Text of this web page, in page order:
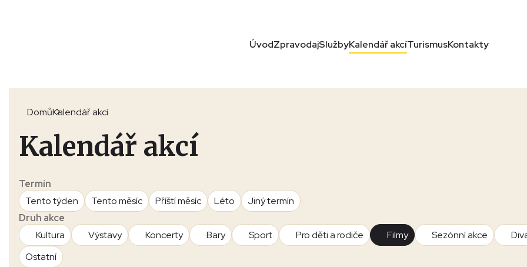
ÚvodZpravodajSlužbyKalendář akcíTurismusKontakty
DomůKalendář akcí
Kalendář akcí
Termín
Tento týden
Tento měsíc Příští měsíc Léto
Jiný termín
Druh akce
Kultura
Výstavy Koncerty Bary Sport Pro děti a rodiče Filmy Sezónní akce
Ostatní